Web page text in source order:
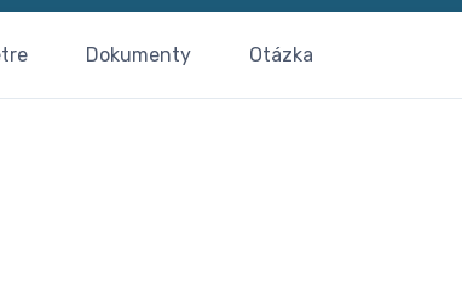
Dokumenty Otázka